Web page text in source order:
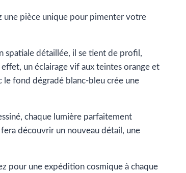
une pièce unique pour pimenter votre
spatiale détaillée, il se tient de profil,
un éclairage vif aux teintes orange et
le fond dégradé blanc-bleu crée une
chaque lumière parfaitement
découvrir un nouveau détail, une
pour une expédition cosmique à chaque